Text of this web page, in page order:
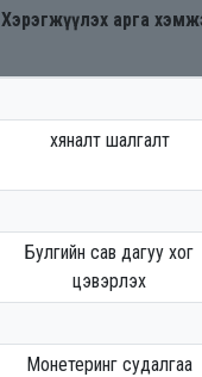
Хэрэгжүүлэх арга
хяналт шалгалт
Булгийн сав дагуу хог
цэвэрлэх
Монетеринг судалгаа